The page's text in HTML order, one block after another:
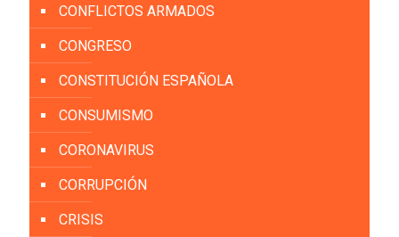
CONFLICTOS ARMADOS
CONGRESO
CONSTITUCIÓN ESPAÑOLA
CONSUMISMO
CORONAVIRUS
CORRUPCIÓN
CRISIS